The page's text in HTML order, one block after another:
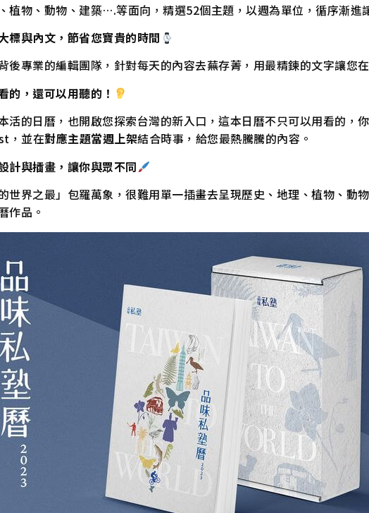
植物、動物、建築….等面向，精選52個主題，以週為單位，循序漸進
標與內文，節省您寶貴的時間
後專業的編輯團隊，針對每天的內容去蕪存菁，用最精鍊的文字讓您
，還可以用聽的！
活的日曆，也開啟您探索台灣的新入口，這本日曆不只可以用看的，
，並在對應主題當週上架結合時事，給您最熱騰騰的內容。
計與插畫，讓你與眾不同
世界之最」包羅萬象，很難用單一插畫去呈現歷史、地理、植物、
作品。